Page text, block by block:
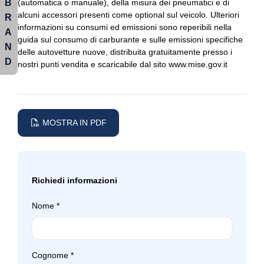
Illuminazione abitacolo
Indicatore cambio marcia
Indicatore usura freni
Interni in pelle
Maniglie esterne in tinta
Pacchetto
Console centrale multifunzione
Controllo della stabilità
Controllo della trazione
Cristalli atermici
Display multifunzione
Fari automatici
Fari automatici e sensore pioggia
(automatica o manuale), della misura dei pneumatici e di
alcuni accessori presenti come optional sul veicolo. Ulteriori
informazioni su consumi ed emissioni sono reperibili nella
guida sul consumo di carburante e sulle emissioni specifiche
delle autovetture nuove, distribuita gratuitamente presso i
nostri punti vendita e scaricabile dal sito www.mise.gov.it
MOSTRA IN PDF
Richiedi informazioni
Nome *
Cognome *
B
R
A
N
D